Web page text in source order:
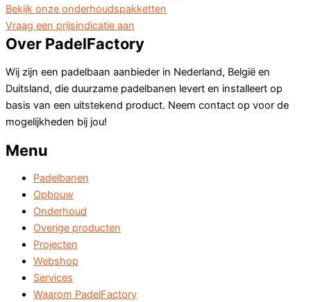
Bekijk onze onderhoudspakketten
Vraag een prijsindicatie aan
Over PadelFactory
Wij zijn een padelbaan aanbieder in Nederland, België en
Duitsland, die duurzame padelbanen levert en installeert op
basis van een uitstekend product. Neem contact op voor de
mogelijkheden bij jou!
Menu
Padelbanen
Opbouw
Onderhoud
Overige producten
Projecten
Webshop
Services
Waarom PadelFactory